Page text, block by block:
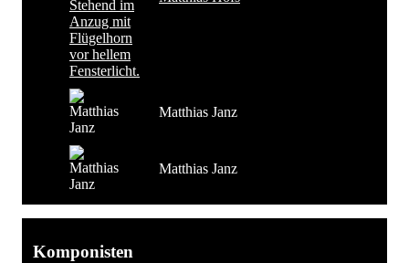
Matthias Janz
Matthias Janz
Komponisten